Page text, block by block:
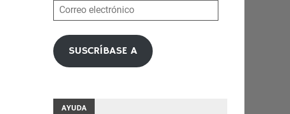
Correo
electrónico
SUSCRÍBASE A
AYUDA